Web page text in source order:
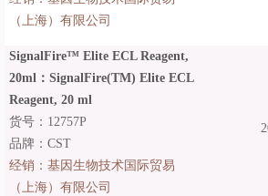
（上海）有限公司
SignalFire™ Elite ECL Reagent,
20ml：SignalFire(TM) Elite ECL
Reagent, 20 ml
货号：12757P
品牌：CST
经销： 基因生物技术国际贸易
（上海）有限公司